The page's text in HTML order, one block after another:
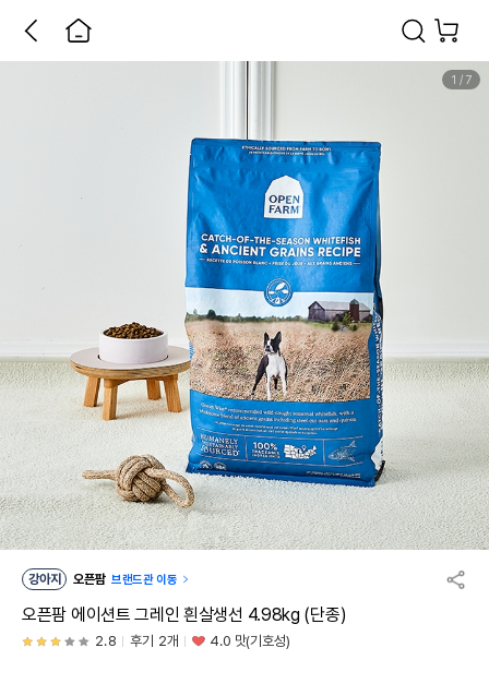
1 / 7
강아지 오픈팜 브랜드관 이동
오픈팜 에이션트 그레인 흰살생선 4.98kg (단종)
2.8 후기 2개 4.0 맛(기호성)